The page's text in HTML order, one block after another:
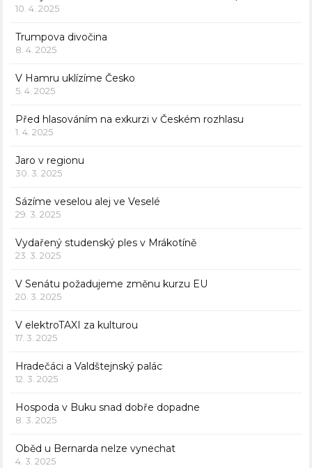
10. 4. 2025
Trumpova divočina
8. 4. 2025
V Hamru uklízíme Česko
5. 4. 2025
Před hlasováním na exkurzi v Českém rozhlasu
1. 4. 2025
Jaro v regionu
30. 3. 2025
Sázíme veselou alej ve Veselé
29. 3. 2025
Vydařený studenský ples v Mrákotíně
23. 3. 2025
V Senátu požadujeme změnu kurzu EU
20. 3. 2025
V elektroTAXI za kulturou
17. 3. 2025
Hradečáci a Valdštejnský palác
12. 3. 2025
Hospoda v Buku snad dobře dopadne
8. 3. 2025
Oběd u Bernarda nelze vynechat
4. 3. 2025